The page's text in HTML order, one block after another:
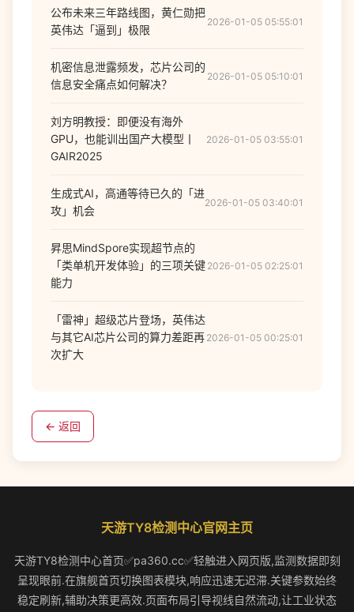
公布未来三年路线图，黄仁勋把
英伟达「逼到」极限
2026-01-05 05:55:01
机密信息泄露频发，芯片公司的
信息安全痛点如何解决？
2026-01-05 05:10:01
刘方明教授：即便没有海外
GPU，也能训出国产大模型丨
GAIR2025
2026-01-05 03:55:01
生成式AI，高通等待已久的「进
攻」机会
2026-01-05 03:40:01
昇思MindSpore实现超节点的
「类单机开发体验」的三项关键
能力
2026-01-05 02:25:01
「雷神」超级芯片登场，英伟达
与其它AI芯片公司的算力差距再
次扩大
2026-01-05 00:25:01
← 返回
天游TY8检测中心官网主页
天游TY8检测中心首页✅pa360.cc✅轻触进入网页版,监测数据即刻
呈现眼前.在旗舰首页切换图表模块,响应迅速无迟滞.关键参数始终
稳定刷新,辅助决策更高效.页面布局引导视线自然流动,让工业状态